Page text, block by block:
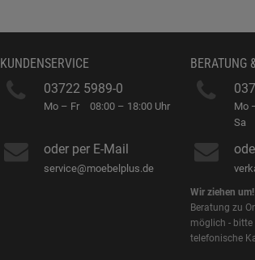
KUNDENSERVICE
03722 5989-0
Mo – Fr 08:00 – 18:00 Uhr
oder per E-Mail
service@moebelplus.de
BERATUNG
Mo
Sa
Wir ziehen um!
Beratung zu
möglich - bitte
telefonische